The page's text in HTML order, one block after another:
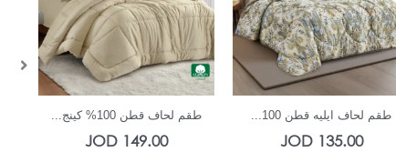
In Stock
طقم لحاف ايليه قطن 100...
135.00
JOD
In Stock
طقم لحاف قطن 100% كينج...
149.00
JOD